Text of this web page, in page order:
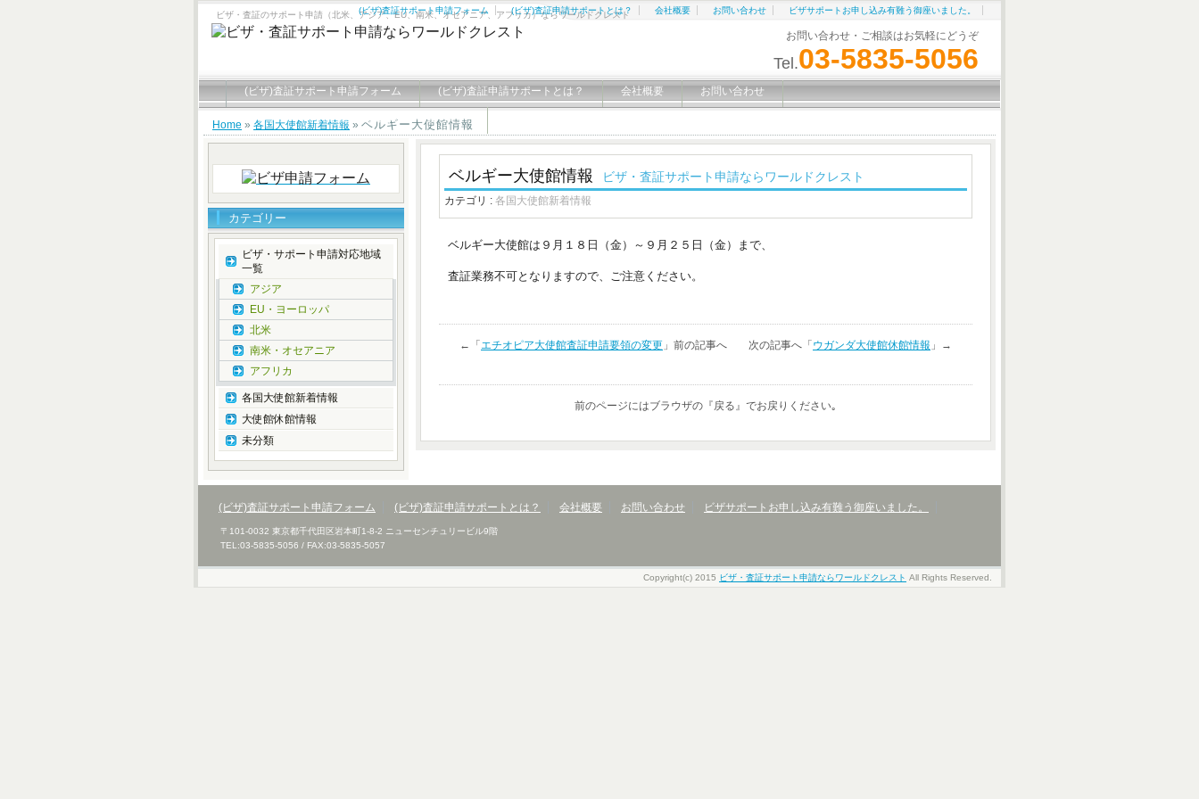
ビザ・査証のサポート申請（北米、アジア、EU、南米、オセアニア、アフリカ）ならワールドクレスト
お問い合わせ・ご相談はお気軽にどうぞ
Tel.03-5835-5056
(ビザ)査証サポート申請フォーム (ビザ)査証申請サポートとは？ 会社概要 お問い合わせ ビザサポートお申し込み有難う御座いました。
(ビザ)査証サポート申請フォーム (ビザ)査証申請サポートとは？ 会社概要 お問い合わせ
ビザサポートお申し込み有難う御座いました。
Home » 各国大使館新着情報 » ベルギー大使館情報
ベルギー大使館情報 ビザ・査証サポート申請ならワールドクレスト
カテゴリ : 各国大使館新着情報
ベルギー大使館は９月１８日（金）～９月２５日（金）まで、
査証業務不可となりますので、ご注意ください。
←「 エチオピア大使館査証申請要領の変更 」前の記事へ 次の記事へ「 ウガンダ大使館休館情報 」→
前のページにはブラウザの『戻る』でお戻りください｡
カテゴリー
ビザ・サポート申請対応地域
一覧
アジア
EU・ヨーロッパ
北米
南米・オセアニア
アフリカ
各国大使館新着情報
大使館休館情報
未分類
(ビザ)査証サポート申請フォーム (ビザ)査証申請サポートとは？ 会社概要 お問い合わせ ビザサポートお申し込み有難う御座いました。
〒101-0032 東京都千代田区岩本町1-8-2 ニューセンチュリービル9階
TEL:03-5835-5056 / FAX:03-5835-5057
Copyright(c) 2015 ビザ・査証サポート申請ならワールドクレスト All Rights Reserved.